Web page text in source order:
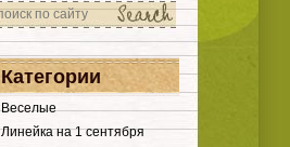
Категории
Веселые
Линейка на 1 сентября